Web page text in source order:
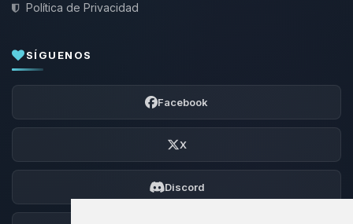
Política de Privacidad
SÍGUENOS
Facebook
X
Discord